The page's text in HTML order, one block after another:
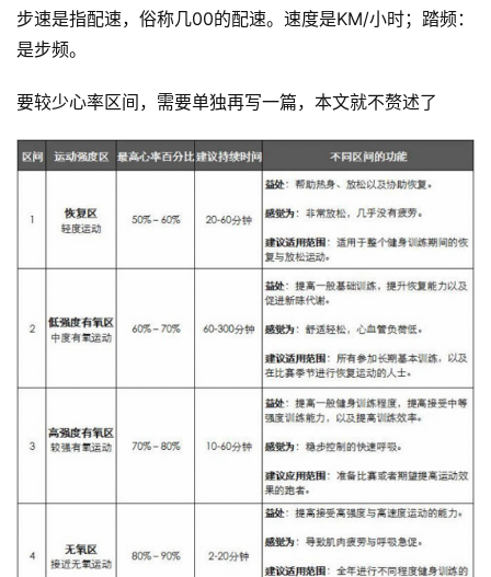
步速是指配速，俗称几00的配速。速度是KM/小时；踏频：
是步频。
要较少心率区间，需要单独再写一篇，本文就不赘述了